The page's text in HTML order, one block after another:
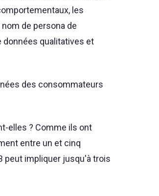
les
de persona de
données qualitatives et
des consommateurs
elles ? Comme ils ont
entre un et cinq
peut impliquer jusqu'à trois